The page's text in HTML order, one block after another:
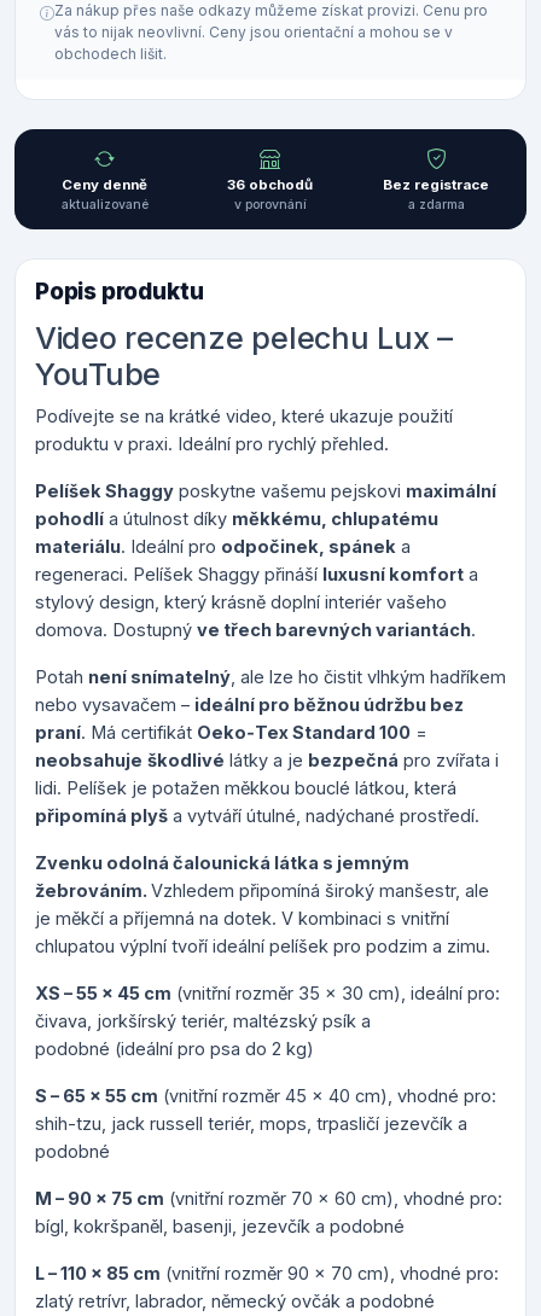
Za nákup přes naše odkazy můžeme získat provizi. Cenu pro
vás to nijak neovlivní. Ceny jsou orientační a mohou se v
obchodech lišit.
Ceny denně
aktualizované
36 obchodů
v porovnání
Bez registrace
a zdarma
Popis produktu
Video recenze pelechu Lux –
YouTube
Podívejte se na krátké video, které ukazuje použití
produktu v praxi. Ideální pro rychlý přehled.
Pelíšek Shaggy poskytne vašemu pejskovi maximální
pohodlí a útulnost díky měkkému, chlupatému
materiálu. Ideální pro odpočinek, spánek a
regeneraci. Pelíšek Shaggy přináší luxusní komfort a
stylový design, který krásně doplní interiér vašeho
domova. Dostupný ve třech barevných variantách.
Potah není snímatelný , ale lze ho čistit vlhkým hadříkem
nebo vysavačem – ideální pro běžnou údržbu bez
praní. Má certifikát Oeko‑Tex Standard 100 =
neobsahuje škodlivé látky a je bezpečná pro zvířata i
lidi. Pelíšek je potažen měkkou bouclé látkou, která
připomíná plyš a vytváří útulné, nadýchané prostředí.
Zvenku odolná čalounická látka s jemným
žebrováním. Vzhledem připomíná široký manšestr, ale
je měkčí a příjemná na dotek. V kombinaci s vnitřní
chlupatou výplní tvoří ideální pelíšek pro podzim a zimu.
XS – 55 x 45 cm (vnitřní rozměr 35 x 30 cm), ideální pro:
čivava, jorkšírský teriér, maltézský psík a
podobné (ideální pro psa do 2 kg)
S – 65 x 55 cm (vnitřní rozměr 45 x 40 cm), vhodné pro:
shih-tzu, jack russell teriér, mops, trpasličí jezevčík a
podobné
M – 90 x 75 cm (vnitřní rozměr 70 x 60 cm), vhodné pro:
bígl, kokršpaněl, basenji, jezevčík a podobné
L – 110 x 85 cm (vnitřní rozměr 90 x 70 cm), vhodné pro:
zlatý retrívr, labrador, německý ovčák a podobné